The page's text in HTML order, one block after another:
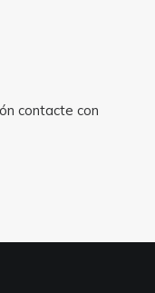
contacte con